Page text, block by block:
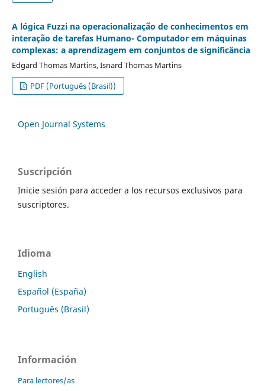
A lógica Fuzzi na operacionalização de conhecimentos em
interação de tarefas Humano- Computador em máquinas
complexas: a aprendizagem em conjuntos de significância
Edgard Thomas Martins, Isnard Thomas Martins
PDF (Português (Brasil))
Open Journal Systems
Suscripción
Inicie sesión para acceder a los recursos exclusivos para
suscriptores.
Idioma
English
Español (España)
Português (Brasil)
Información
Para lectores/as